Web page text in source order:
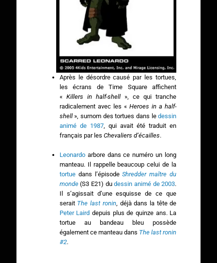
Après le désordre causé par les tortues,
les écrans de Time Square affichent
« Killers in half-shell», ce qui tranche
radicalement avec les «Heroes in a half-
shell», surnom des tortues dans ledessin
animé de 1987, qui avait été traduit en
français par les Chevaliers d’écailles.
Leonardoarbore dans ce numéro un long
manteau. Il rappelle beaucoup celui de la
tortuedans l’épisodeShredder maître du
monde(S3 E21) dudessin animé de 2003.
Il s’agissait d’une esquisse de ce que
serait The last ronin, déjà dans la tête de
Peter Laird depuis plus de quinze ans. La
tortue au bandeau bleu possède
également ce manteau dans The last ronin
#2.